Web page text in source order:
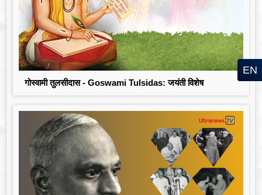
गोस्वामी तुलसीदास - Goswami Tulsidas: जयंती विशेष
EN